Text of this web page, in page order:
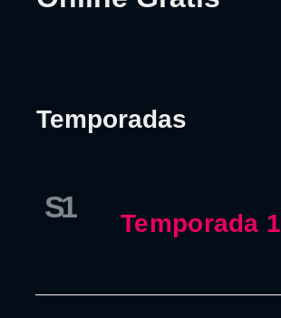
Temporadas
S1 Temporada 1